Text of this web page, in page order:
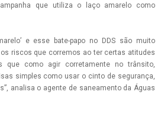
que utiliza o laço amarelo como
e esse bate-papo no DDS são muito
riscos que corremos ao ter certas atitudes
que como agir corretamente no trânsito,
simples como usar o cinto de segurança,
analisa o agente de saneamento da Águas